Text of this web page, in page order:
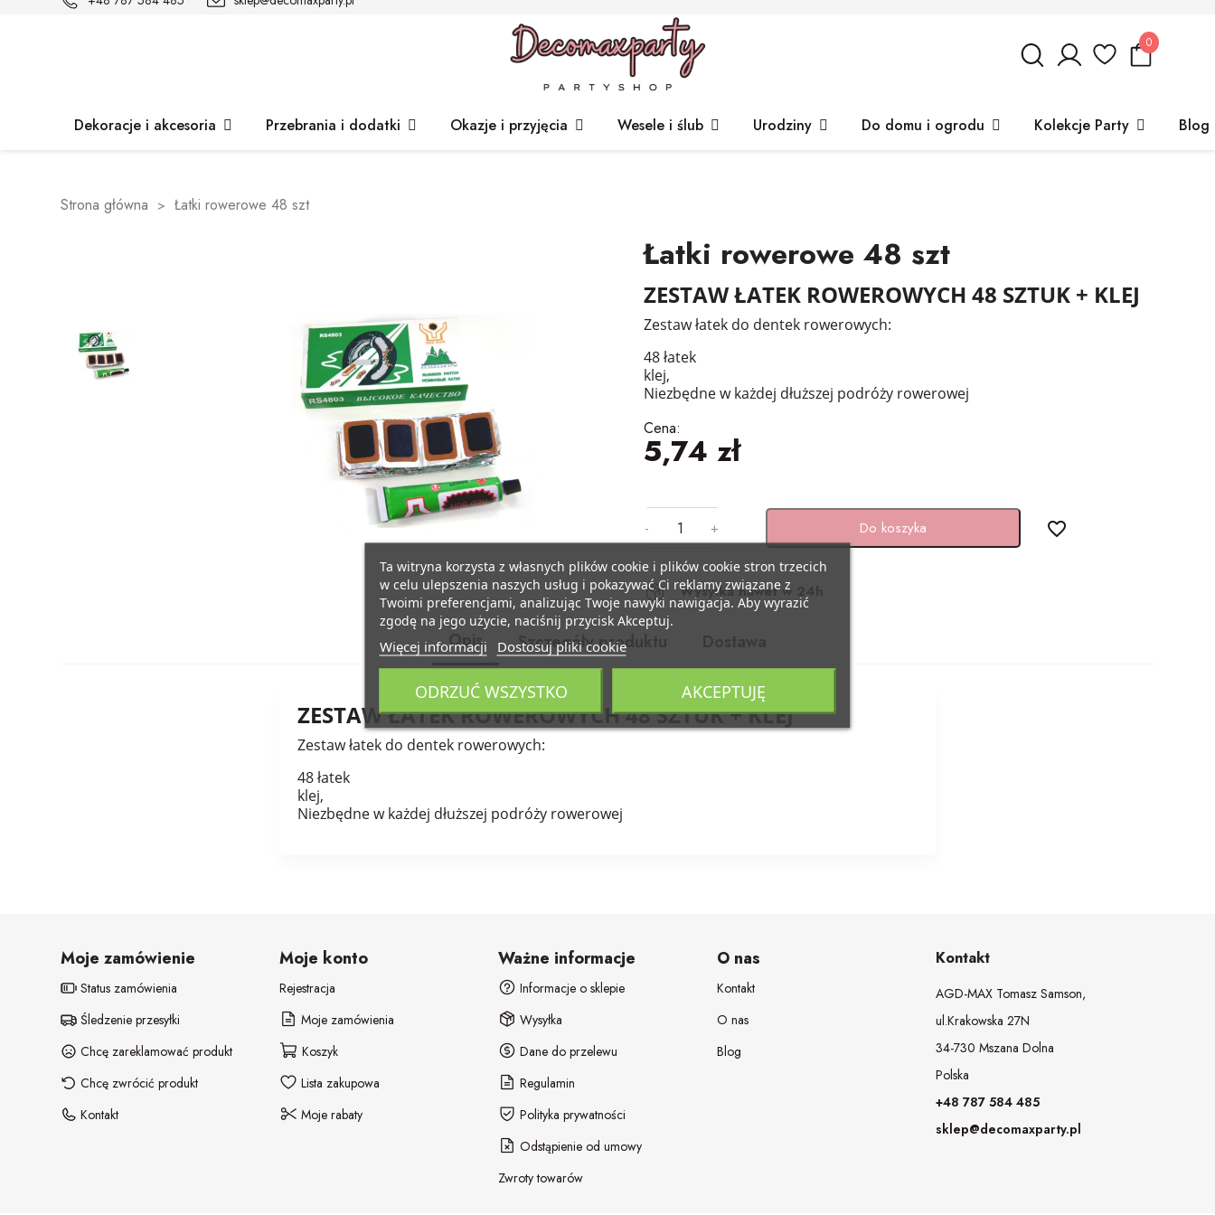
0
Dekoracje i akcesoria Przebrania i dodatki Okazje i przyjęcia Wesele i ślub Urodziny Do domu i ogrodu Kolekcje Party Blog
Strona główna Łatki rowerowe 48 szt
Łatki rowerowe 48 szt
ZESTAW ŁATEK ROWEROWYCH 48 SZTUK + KLEJ
Zestaw łatek do dentek rowerowych:
48 łatek
klej,
Niezbędne w każdej dłuższej podróży rowerowej
Cena:
5,74 zł
- + Do koszyka favorite_border
Wysyłka nawet w 24h
Opis Szczegóły produktu
ZESTAW ŁATEK ROWEROWYCH 48 SZTUK + KLEJ
Zestaw łatek do dentek rowerowych:
48 łatek
klej,
Niezbędne w każdej dłuższej podróży rowerowej
Moje zamówienie
Status zamówienia
Śledzenie przesyłki
Chcę zareklamować produkt
Chcę zwrócić produkt
Kontakt
Moje konto
Rejestracja
Moje zamówienia
Koszyk
Lista zakupowa
Moje rabaty
Ważne informacje
Informacje o sklepie
Wysyłka
Dane do przelewu
Regulamin
Polityka prywatności
Odstąpienie od umowy
Zwroty towarów
O nas
Kontakt
O nas
Blog
Kontakt
AGD-MAX Tomasz Samson,
ul.Krakowska 27N
34-730 Mszana Dolna
Polska
+48 787 584 485
sklep@decomaxparty.pl
Ta witryna korzysta z własnych plików cookie i plików cookie stron trzecich
w celu ulepszenia naszych usług i pokazywać Ci reklamy związane z
Twoimi preferencjami, analizując Twoje nawyki nawigacja. Aby wyrazić
zgodę na jego użycie, naciśnij przycisk Akceptuj.
Więcej informacji Dostosuj pliki cookie
ODRZUĆ WSZYSTKO AKCEPTUJĘ